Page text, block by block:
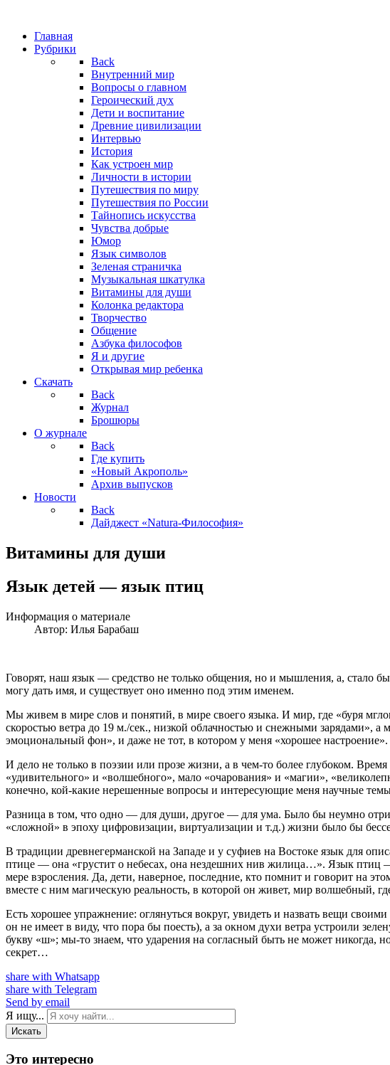
Главная
Рубрики
Back
Внутренний мир
Вопросы о главном
Героический дух
Дети и воспитание
Древние цивилизации
Интервью
История
Как устроен мир
Личности в истории
Путешествия по миру
Путешествия по России
Тайнопись искусства
Чувства добрые
Юмор
Язык символов
Зеленая страничка
Музыкальная шкатулка
Витамины для души
Колонка редактора
Творчество
Общение
Азбука философов
Я и другие
Открывая мир ребенка
Скачать
Back
Журнал
Брошюры
О журнале
Back
Где купить
«Новый Акрополь»
Архив выпусков
Новости
Back
Дайджест «Natura-Философия»
Витамины для души
Язык детей — язык птиц
Информация о материале
Автор: Илья Барабаш
Говорят, наш язык — средство не только общения, но и мышления, а, стало
могу дать имя, и существует оно именно под этим именем.
Мы живем в мире слов и понятий, в мире своего языка. И мир, где «буря
скоростью ветра до 19 м./сек., низкой облачностью и снежными зарядами», а
эмоциональный фон», и даже не тот, в котором у меня «хорошее настроение».
И дело не только в поэзии или прозе жизни, а в чем-то более глубоком.
«удивительного» и «волшебного», мало «очарования» и «магии»,
конечно, кой-какие нерешенные вопросы и интересующие меня научные
Разница в том, что одно — для души, другое — для ума. Было бы неумно
«сложной» в эпоху цифровизации, виртуализации и т.д.) жизни было бы
В традиции древнегерманской на Западе и у суфиев на Востоке язык для
птице — она «грустит о небесах, она нездешних нив жилица…». Язык птиц —
мере взросления. Да, дети, наверное, последние, кто помнит и говорит на
вместе с ним магическую реальность, в которой он живет, мир волшебный,
Есть хорошее упражнение: оглянуться вокруг, увидеть и назвать вещи
он не имеет в виду, что пора бы поесть), а за окном духи ветра устроили
букву «ш»; мы-то знаем, что ударения на согласный быть не может
секрет…
share with Whatsapp
share with Telegram
Send by email
Я ищу...
Искать
Это интересно